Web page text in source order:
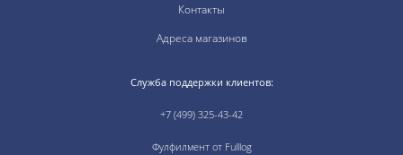
Контакты
Адреса магазинов
Служба поддержки клиентов:
+7 (499) 325-43-42
Фулфилмент от Fulllog